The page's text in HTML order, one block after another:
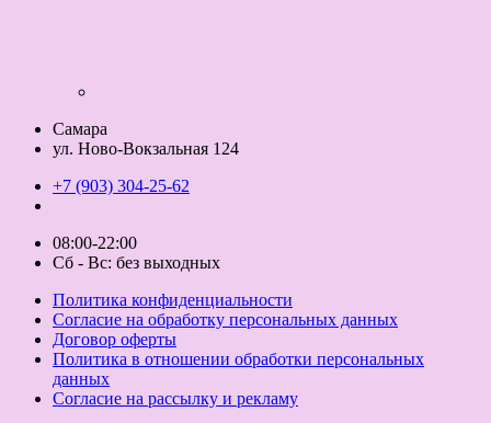
Самара
ул. Ново-Вокзальная 124
+7 (903) 304-25-62
08:00-22:00
Сб - Вс: без выходных
Политика конфиденциальности
Согласие на обработку персональных данных
Договор оферты
Политика в отношении обработки персональных
данных
Согласие на рассылку и рекламу